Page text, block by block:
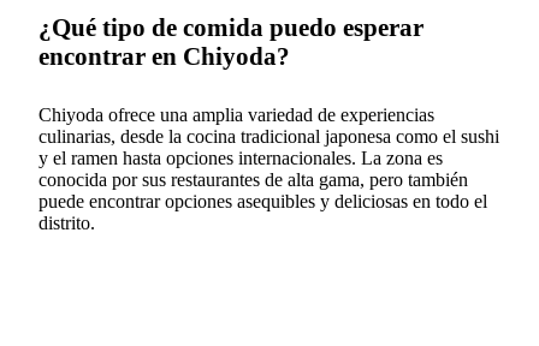
¿Qué tipo de comida puedo esperar
encontrar en Chiyoda?
Chiyoda ofrece una amplia variedad de experiencias
culinarias, desde la cocina tradicional japonesa como el sushi
y el ramen hasta opciones internacionales. La zona es
conocida por sus restaurantes de alta gama, pero también
puede encontrar opciones asequibles y deliciosas en todo el
distrito.